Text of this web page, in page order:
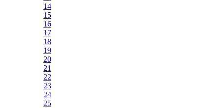
14
15
16
17
18
19
20
21
22
23
24
25